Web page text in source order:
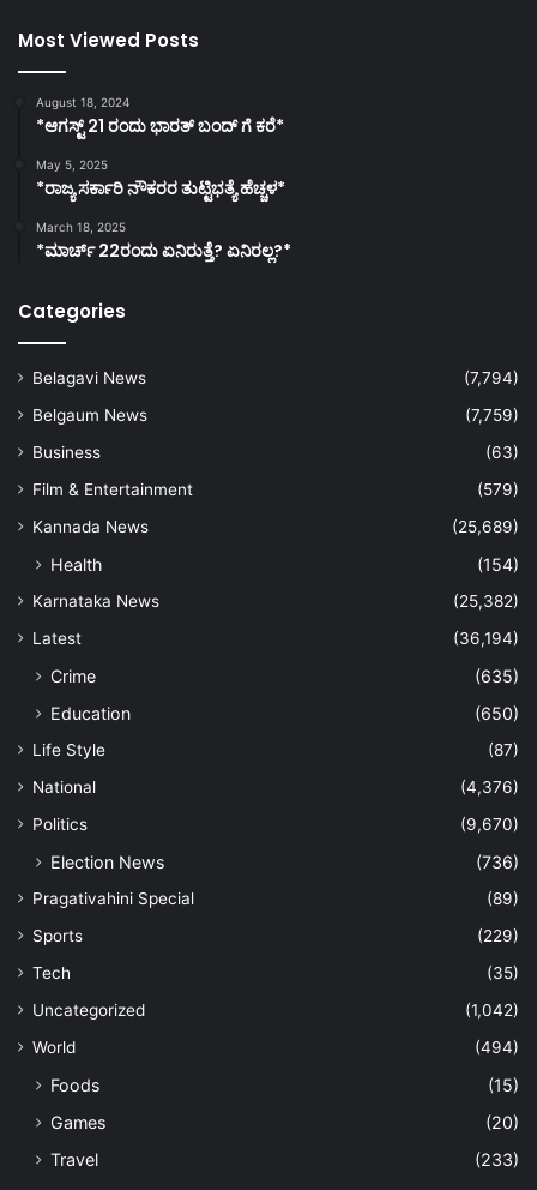
Most Viewed Posts
August 18, 2024
*ಆಗಸ್ಟ್ 21 ರಂದು ಭಾರತ್‌ ಬಂದ್‌ ಗೆ ಕರೆ*
May 5, 2025
*ರಾಜ್ಯ ಸರ್ಕಾರಿ ನೌಕರರ ತುಟ್ಟಿಭತ್ಯೆ ಹೆಚ್ಚಳ*
March 18, 2025
*ಮಾರ್ಚ್ 22ರಂದು ಏನಿರುತ್ತೆ? ಏನಿರಲ್ಲ?*
Categories
Belagavi News
(7,794)
Belgaum News
(7,759)
Business
(63)
Film & Entertainment
(579)
Kannada News
(25,689)
Health (154)
Karnataka News
(25,382)
Latest
(36,194)
Crime
(635)
Education
(650)
Life Style
(87)
National
(4,376)
Politics
(9,670)
Election News (736)
Pragativahini Special
(89)
Sports
(229)
Tech
(35)
Uncategorized
(1,042)
World
(494)
Foods
(15)
Games
(20)
Travel
(233)